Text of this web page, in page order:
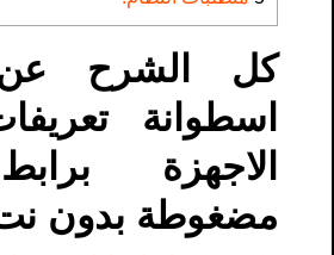
كل الشرح
اسطوانة
الاجهزة
مضغوطة بدون